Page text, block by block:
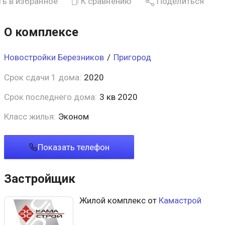
О комплексе
Новостройки Березников / Пригород
Срок сдачи 1 дома: 2020
Срок последнего дома: 3 кв 2020
Класс жилья: Эконом
Показать телефон
Застройщик
Жилой комплекс от Камастрой